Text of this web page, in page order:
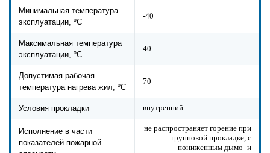
Минимальная температура
эксплуатации, ºС
-40
Максимальная температура
эксплуатации, ºС
40
Допустимая рабочая
температура нагрева жил, ºС
70
Условия прокладки внутренний
Исполнение в части
показателей пожарной
не распространяет горение при
групповой прокладке, с
пониженным дымо- и